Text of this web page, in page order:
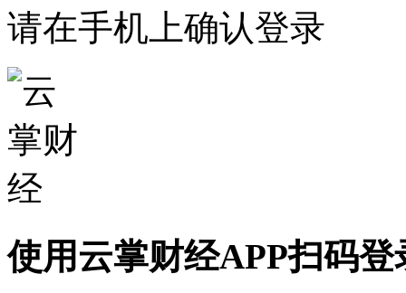
请在手机上确认登录
使用云掌财经APP扫码登